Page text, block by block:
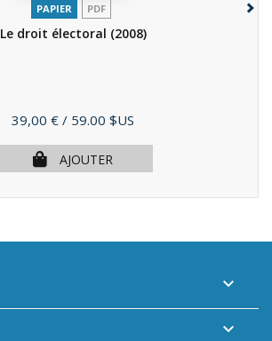
PAPIER PDF
Le droit électoral (2008)
Prix
39,00 € / 59.00 $US
AJOUTER

